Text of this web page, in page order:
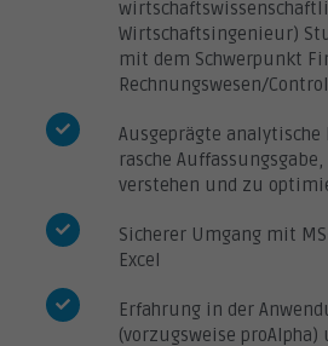
Wirtschaftsingenieur)
mit dem Schwerpunkt
Rechnungswesen/
Ausgeprägte
rasche
verstehen und zu
Sicherer Umgang mit
Excel
Erfahrung in der
(vorzugsweise proAlpha)